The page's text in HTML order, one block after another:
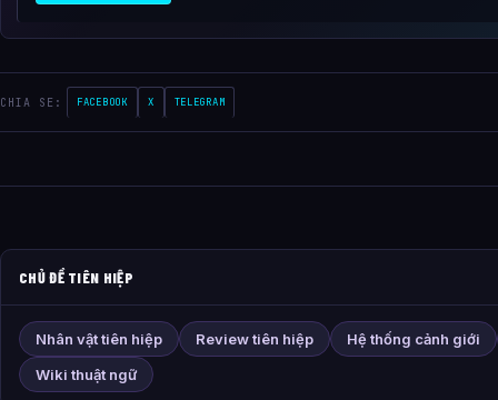
CHIA SE: FACEBOOK X TELEGRAM
CHỦ ĐỀ TIÊN HIỆP
Nhân vật tiên hiệp Review tiên hiệp
Hệ thống cảnh giới
Wiki thuật ngữ